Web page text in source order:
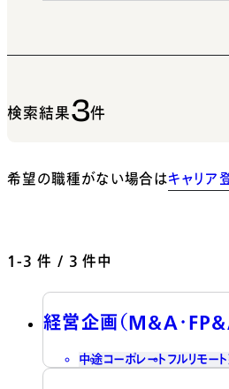
検索結果3件
希望の職種がない場合はキャリア
1-3 件 / 3 件中
経営企画（M&A・
中途コーポレート フルリモー